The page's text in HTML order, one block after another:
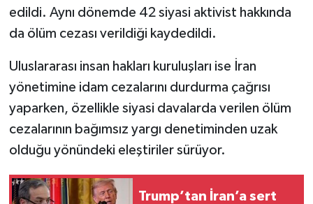
edildi. Aynı dönemde 42 siyasi aktivist hakkında
da ölüm cezası verildiği kaydedildi.
Uluslararası insan hakları kuruluşları ise İran
yönetimine idam cezalarını durdurma çağrısı
yaparken, özellikle siyasi davalarda verilen ölüm
cezalarının bağımsız yargı denetiminden uzak
olduğu yönündeki eleştiriler sürüyor.
Trump’tan İran’a sert